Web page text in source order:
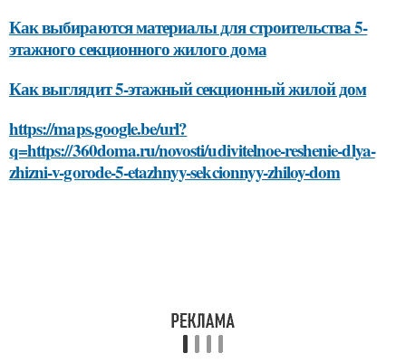
Как выбираются материалы для строительства 5-
этажного секционного жилого дома
Как выглядит 5-этажный секционный жилой дом
https://maps.google.be/url?
q=https://360doma.ru/novosti/udivitelnoe-reshenie-dlya-
zhizni-v-gorode-5-etazhnyy-sekcionnyy-zhiloy-dom